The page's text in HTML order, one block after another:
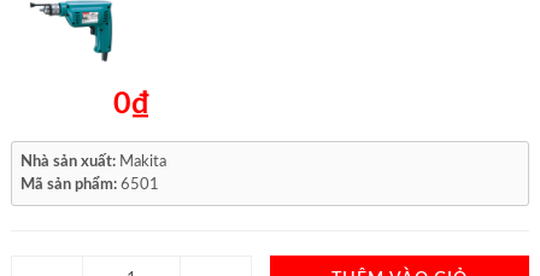
0₫
Nhà sản xuất: Makita
Mã sản phẩm: 6501